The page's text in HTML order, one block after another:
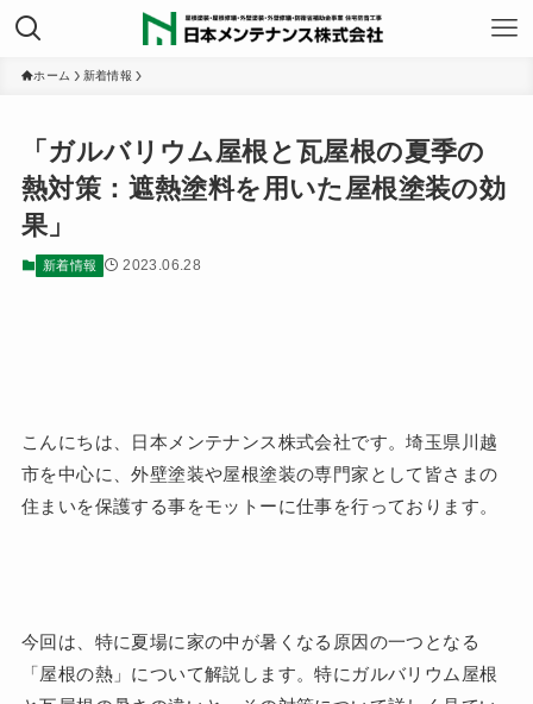
ホーム 新着情報
「ガルバリウム屋根と瓦屋根の夏季の
熱対策：遮熱塗料を用いた屋根塗装の効
果」
新着情報 2023.06.28
こんにちは、日本メンテナンス株式会社です。埼玉県川越
市を中心に、外壁塗装や屋根塗装の専門家として皆さまの
住まいを保護する事をモットーに仕事を行っております。
今回は、特に夏場に家の中が暑くなる原因の一つとなる
「屋根の熱」について解説します。特にガルバリウム屋根